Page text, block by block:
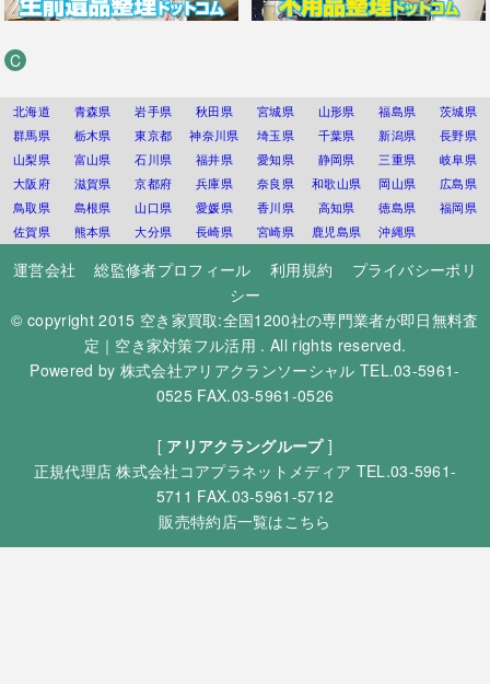
C
北海道 青森県 岩手県 秋田県 宮城県 山形県 福島県
茨城県
群馬県
栃木県 東京都 神奈川県 埼玉県 千葉県 新潟県
長野県
山梨県
富山県 石川県 福井県 愛知県 静岡県 三重県
岐阜県
大阪府
滋賀県 京都府 兵庫県 奈良県 和歌山県 岡山県
広島県
鳥取県
島根県 山口県 愛媛県 香川県 高知県 徳島県
福岡県
佐賀県
熊本県 大分県 長崎県 宮崎県 鹿児島県 沖縄県
運営会社 総監修者プロフィール 利用規約
プライバシーポリ
シー
© copyright 2015 空き家買取:全国1200社の専門業者が即日無料査
定｜空き家対策フル活用 . All rights reserved.
Powered by 株式会社アリアクランソーシャル TEL.03-5961-
0525 FAX.03-5961-0526
[ アリアクラングループ]
正規代理店株式会社コアプラネットメディア TEL.03-5961-
5711 FAX.03-5961-5712
販売特約店一覧はこちら